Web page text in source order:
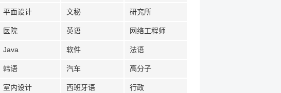
平面设计 文秘 研究所
医院 英语 网络工程师
Java 软件 法语
韩语 汽车 高分子
室内设计 西班牙语 行政